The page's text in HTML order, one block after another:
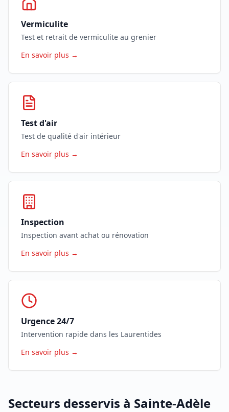
Vermiculite
Test et retrait de vermiculite au grenier
En savoir plus →
Test d'air
Test de qualité d'air intérieur
En savoir plus →
Inspection
Inspection avant achat ou rénovation
En savoir plus →
Urgence 24/7
Intervention rapide dans les Laurentides
En savoir plus →
Secteurs desservis à Sainte-Adèle